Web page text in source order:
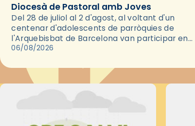
Diocesà de Pastoral amb Joves
Del 28 de juliol al 2 d'agost, al voltant d'un
centenar d'adolescents de parròquies de
l'Arquebisbat de Barcelona van participar en
les convivències Be Apostle, organitzades pel
06/08/2026